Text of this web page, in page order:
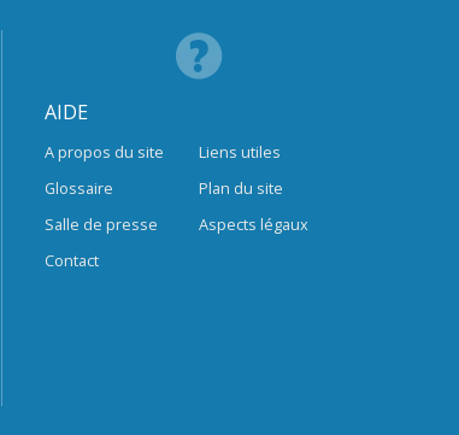
AIDE
A propos du site
Glossaire
Salle de presse
Contact
Liens utiles
Plan du site
Aspects légaux